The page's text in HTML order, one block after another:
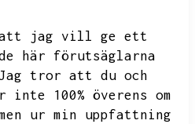
att jag vill ge ett
här förutsäglarna
tror att du och
inte 100% överens om
ur min uppfattning